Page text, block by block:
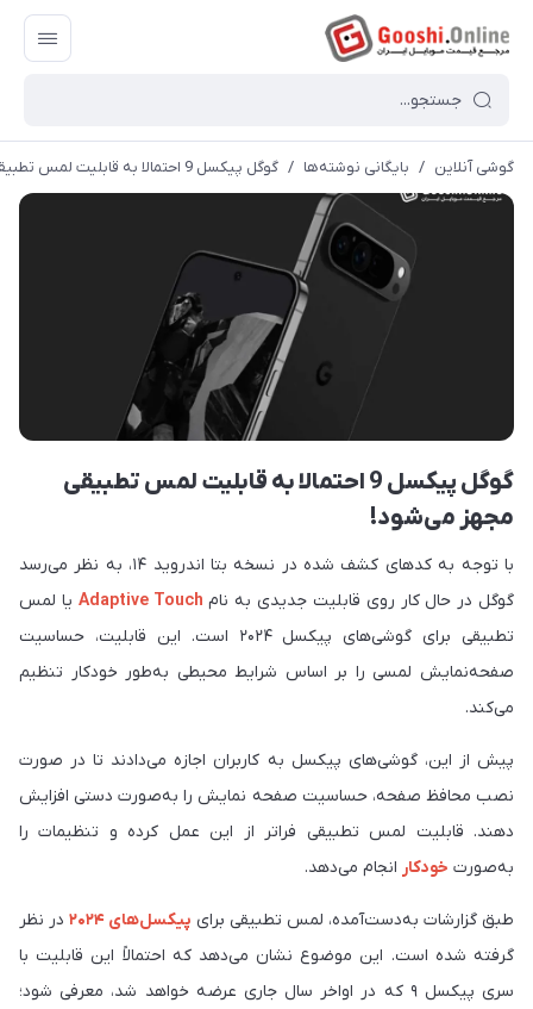
گوشی آنلاین / بایگانی نوشته‌ها / گوگل پیکسل 9 احتمالا به قابلیت لمس تطبیقی مجهز می‌شود!
گوگل پیکسل 9 احتمالا به قابلیت لمس تطبیقی
مجهز می‌شود!
با توجه به کدهای کشف شده در نسخه بتا اندروید ۱۴، به نظر می‌رسد
گوگل در حال کار روی قابلیت جدیدی به نام Adaptive Touch یا لمس
تطبیقی برای گوشی‌های پیکسل ۲۰۲۴ است. این قابلیت، حساسیت
صفحه‌نمایش لمسی را بر اساس شرایط محیطی به‌طور خودکار تنظیم
می‌کند.
پیش از این، گوشی‌های پیکسل به کاربران اجازه می‌دادند تا در صورت
نصب محافظ صفحه، حساسیت صفحه نمایش را به‌صورت دستی افزایش
دهند. قابلیت لمس تطبیقی فراتر از این عمل کرده و تنظیمات را
به‌صورت خودکار انجام می‌دهد.
طبق گزارشات به‌دست‌آمده، لمس تطبیقی برای پیکسل‌های ۲۰۲۴
در نظر
گرفته شده است. این موضوع نشان می‌دهد که احتمالاً این قابلیت با
سری پیکسل ۹ که در اواخر سال جاری عرضه خواهد شد، معرفی شود؛